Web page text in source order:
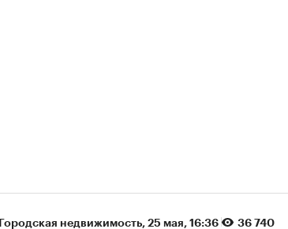
Городская недвижимость⁠, 25 мая, 16:36
36 740